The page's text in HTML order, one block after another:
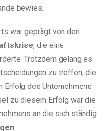
bewies.
war geprägt von den
, die eine
Trotzdem gelang es
zu treffen, die
Erfolg des Unternehmens
zu diesem Erfolg war die
an die sich ständig